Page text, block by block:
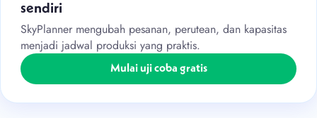
sendiri
SkyPlanner mengubah pesanan, perutean, dan kapasitas
menjadi jadwal produksi yang praktis.
Mulai uji coba gratis